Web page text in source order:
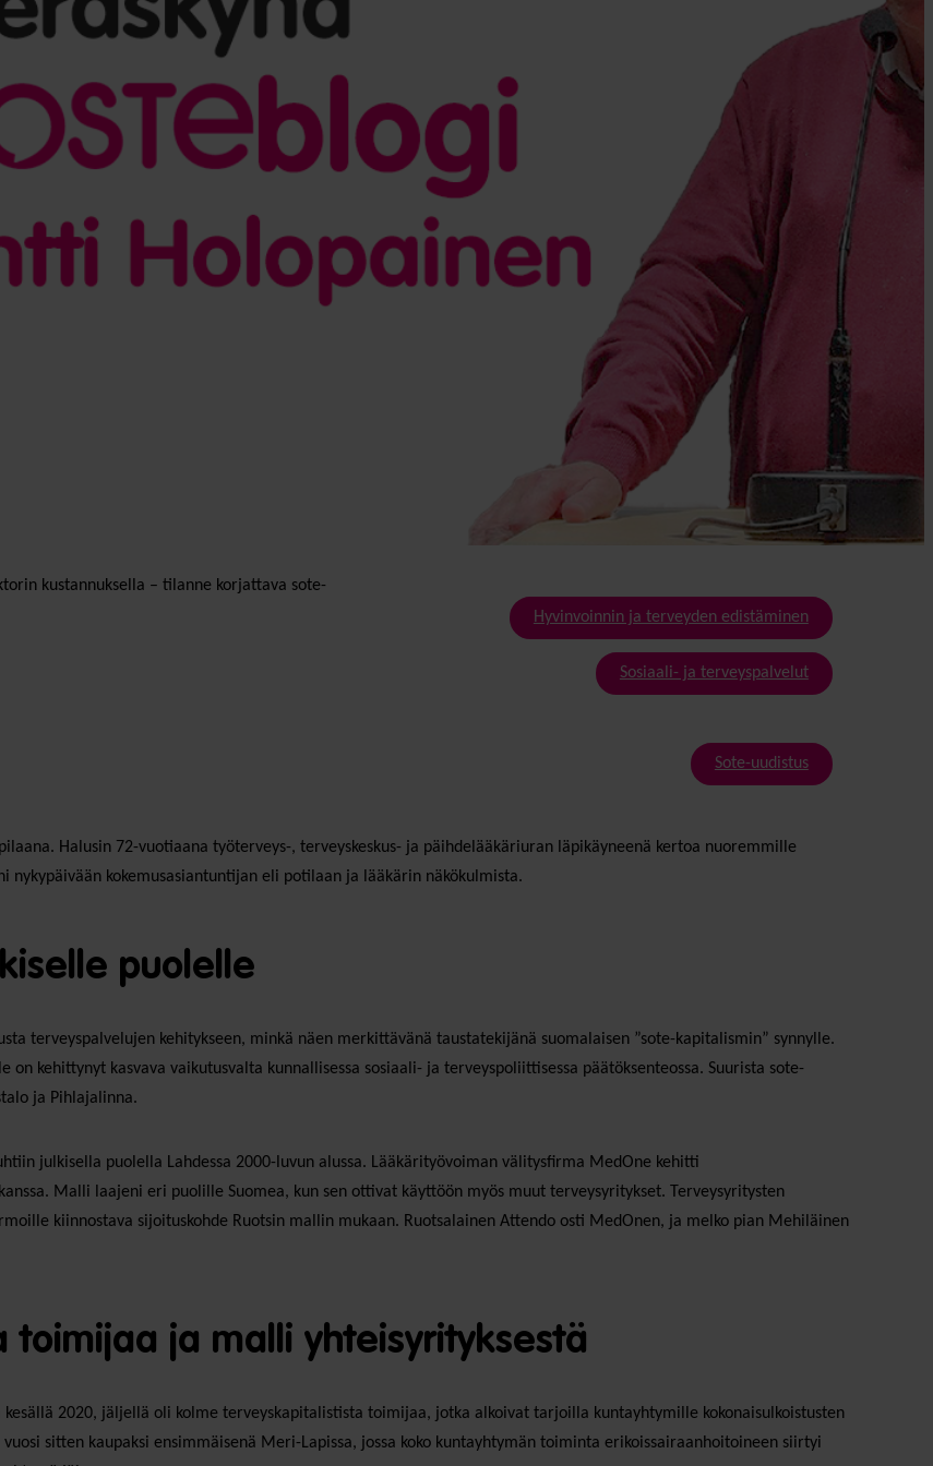
kustannuksella – tilanne korjattava sote-
Hyvinvoinnin ja terveyden edistäminen
Sosiaali- ja terveyspalvelut
Sote-uudistus
Halusin 72-vuotiaana työterveys-, terveyskeskus- ja päihdelääkäriuran läpikäyneenä kertoa nuoremmille
kokemusasiantuntijan eli potilaan ja lääkärin näkökulmista.
puolelle
terveyspalvelujen kehitykseen, minkä näen merkittävänä taustatekijänä suomalaisen ”sote-kapitalismin” synnylle.
kehittynyt kasvava vaikutusvalta kunnallisessa sosiaali- ja terveyspoliittisessa päätöksenteossa. Suurista sote-
ja Pihlajalinna.
julkisella puolella Lahdessa 2000-luvun alussa. Lääkärityövoiman välitysfirma MedOne kehitti
Malli laajeni eri puolille Suomea, kun sen ottivat käyttöön myös muut terveysyritykset. Terveysyritysten
kiinnostava sijoituskohde Ruotsin mallin mukaan. Ruotsalainen Attendo osti MedOnen, ja melko pian Mehiläinen
toimijaa ja malli yhteisyrityksestä
2020, jäljellä oli kolme terveyskapitalistista toimijaa, jotka alkoivat tarjoilla kuntayhtymille kokonaisulkoistusten
sitten kaupaksi ensimmäisenä Meri-Lapissa, jossa koko kuntayhtymän toiminta erikoissairaanhoitoineen siirtyi